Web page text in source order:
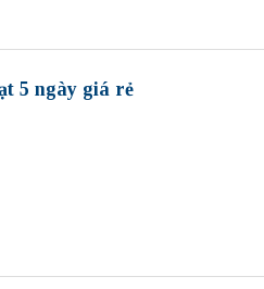
5 ngày giá rẻ